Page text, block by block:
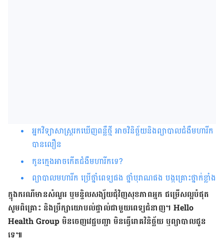
អ្នកវិទ្យាសាស្រ្តរកឃើញ​ពន្លឺថ្មី អាចវិនិច្ឆ័យនិង​ព្យាបាលជំងឺមហារីក
បានលឿន​
កូនក្មេងអាចកើតជំងឺមហារីកទេ?
ព្យាបាលមហារីក ប្រើថ្នាំពេទ្យផង ថ្នាំបុរាណផង បង្កគ្រោះថ្នាក់ខ្លាំង
ក្នុង​ករណី​មាន​សំណួរ ឬ​មន្ទិលសង្ស័យ​ជុំវិញ​សុខភាព​អ្នក ជម្រើស​ល្អ​បំផុត
សូម​ពិគ្រោះ និង​ប្រឹក្សា​យោបល់​ផ្ទាល់​ជាមួយ​ពេទ្យ​ជំនាញ។ Hello
Health Group មិន​ចេញ​វេជ្ជបញ្ជា មិន​ធ្វើ​រោគវិនិច្ឆ័យ ឬ​ព្យាបាល​ជូន​
ទេ៕​